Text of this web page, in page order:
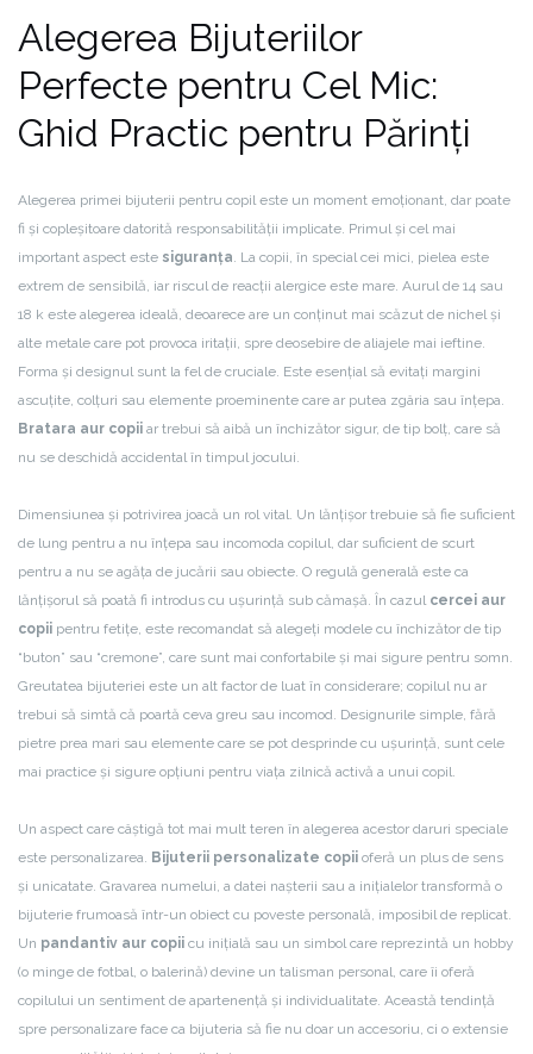
Alegerea Bijuteriilor
Perfecte pentru Cel Mic:
Ghid Practic pentru Părinți
Alegerea primei bijuterii pentru copil este un moment emoționant, dar poate
fi și copleșitoare datorită responsabilității implicate. Primul și cel mai
important aspect este siguranța. La copii, în special cei mici, pielea este
extrem de sensibilă, iar riscul de reacții alergice este mare. Aurul de 14 sau
18 k este alegerea ideală, deoarece are un conținut mai scăzut de nichel și
alte metale care pot provoca iritații, spre deosebire de aliajele mai ieftine.
Forma și designul sunt la fel de cruciale. Este esențial să evitați margini
ascuțite, colțuri sau elemente proeminente care ar putea zgâria sau înțepa.
Bratara aur copii ar trebui să aibă un închizător sigur, de tip bolț, care să
nu se deschidă accidental în timpul jocului.
Dimensiunea și potrivirea joacă un rol vital. Un lănțișor trebuie să fie suficient
de lung pentru a nu înțepa sau incomoda copilul, dar suficient de scurt
pentru a nu se agăța de jucării sau obiecte. O regulă generală este ca
lănțișorul să poată fi introdus cu ușurință sub cămașă. În cazul cercei aur
copii pentru fetițe, este recomandat să alegeți modele cu închizător de tip
“buton” sau “cremone”, care sunt mai confortabile și mai sigure pentru somn.
Greutatea bijuteriei este un alt factor de luat în considerare; copilul nu ar
trebui să simtă că poartă ceva greu sau incomod. Designurile simple, fără
pietre prea mari sau elemente care se pot desprinde cu ușurință, sunt cele
mai practice și sigure opțiuni pentru viața zilnică activă a unui copil.
Un aspect care câștigă tot mai mult teren în alegerea acestor daruri speciale
este personalizarea. Bijuterii personalizate copii oferă un plus de sens
și unicatate. Gravarea numelui, a datei nașterii sau a inițialelor transformă o
bijuterie frumoasă într-un obiect cu poveste personală, imposibil de replicat.
Un pandantiv aur copii cu inițială sau un simbol care reprezintă un hobby
(o minge de fotbal, o balerină) devine un talisman personal, care îi oferă
copilului un sentiment de apartenență și individualitate. Această tendință
spre personalizare face ca bijuteria să fie nu doar un accesoriu, ci o extensie